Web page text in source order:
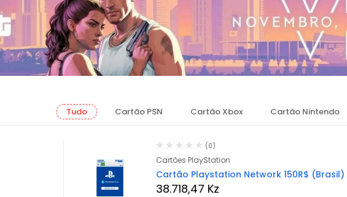
Tudo Cartão PSN Cartão Xbox Cartão Nintendo
(0)
Cartões PlayStation
Cartão Playstation Network 150R$ (Brasil)
38.718,47 Kz